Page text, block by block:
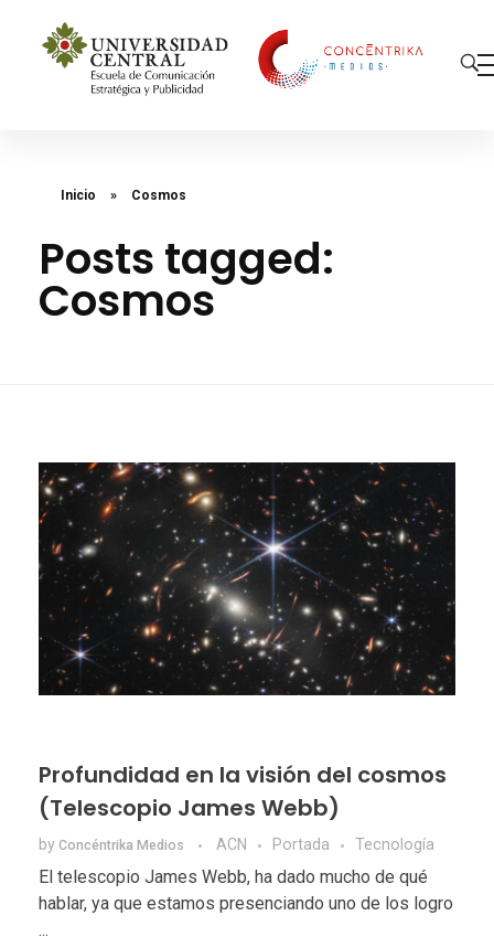
Inicio » Cosmos
Posts tagged:
Cosmos
Profundidad en la visión del cosmos
(Telescopio James Webb)
by Concéntrika Medios ACN Portada Tecnologí­a
El telescopio James Webb, ha dado mucho de qué
hablar, ya que estamos presenciando uno de los logro
...